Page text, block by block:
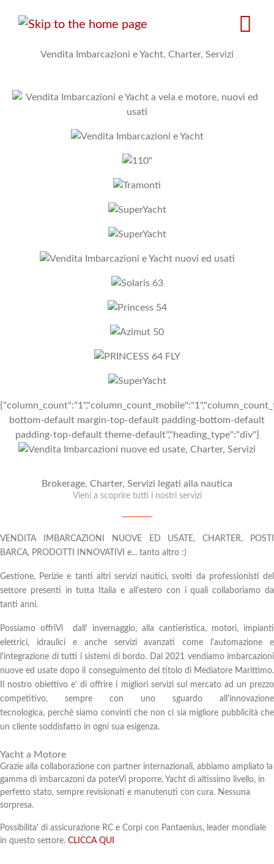
al
principale
Vendita Imbarcazioni e Yacht, Charter, Servizi
bottom-default margin-top-default padding-bottom-default
padding-top-default theme-default","heading_type":"div"}
Brokerage, Charter, Servizi legati alla nautica
Vieni a scoprire tutti i nostri servizi
VENDITA IMBARCAZIONI NUOVE ED USATE, CHARTER, POSTI
BARCA, PRODOTTI INNOVATIVI e... tanto altro :)
Gestione, Perizie e tanti altri servizi nautici, svolti da professionisti del
settore presenti in tutta Italia e all'estero con i quali collaboriamo da
tanti anni.
Possiamo offriVi dall' invernaggio, alla cantieristica, motori, impianti
elettrici, idraulici e anche servizi avanzati come l'automazione e
l'integrazione di tutti i sistemi di bordo. Dal 2021 vendiamo imbarcazioni
nuove ed usate dopo il conseguimento del titolo di Mediatore Marittimo.
Il nostro obiettivo e' di offrire i migliori servizi sul mercato ad un prezzo
competitivo, sempre con uno sguardo all'innovazione
tecnologica, perché siamo convinti che non ci sia migliore pubblicità che
un cliente soddisfatto in ogni sua esigenza.
Yacht a Motore
Grazie alla collaborazione con partner internazionali, abbiamo ampliato la
gamma di imbarcazoni da poterVi proporre. Yacht di altissimo livello, in
perfetto stato, sempre revisionati e manutenuti con cura. Nessuna
sorpresa.
Possibilita' di assicurazione RC e Corpi con Pantaenius, leader mondiale
in questo settore. CLICCA QUI